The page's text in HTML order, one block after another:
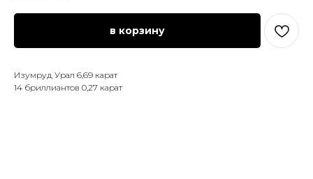
в корзину
Изумруд Урал 6,69 карат
14 бриллиантов 0,27 карат